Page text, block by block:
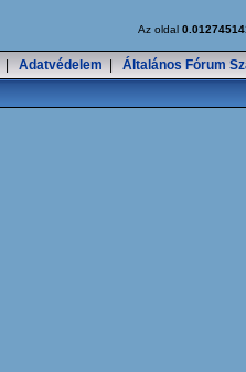
Az oldal
Adatvédelem Általános Fórum